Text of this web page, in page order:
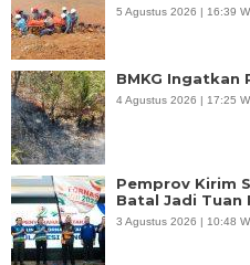
5 Agustus 2026 | 16:39
BMKG
4 Agustus 2026 | 17:25
Pemprov Kirim
Batal Jadi Tuan
3 Agustus 2026 | 10:48